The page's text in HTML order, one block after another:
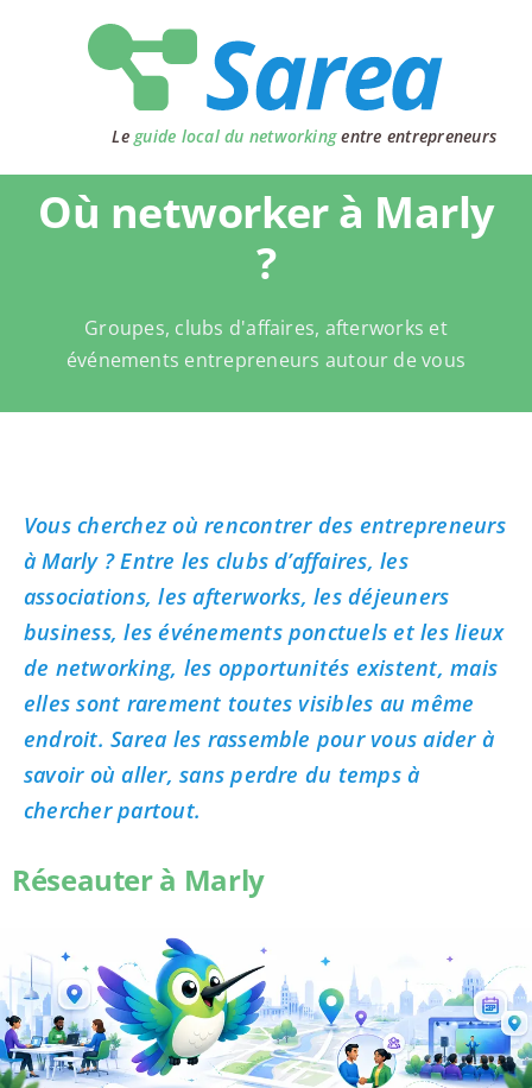
Le guide local du networkingentre entrepreneurs
Où networker à Marly
?
Groupes, clubs d'affaires, afterworks et
événements entrepreneurs autour de vous
Vous cherchez où rencontrer des entrepreneurs
à Marly ? Entre les clubs d’affaires, les
associations, les afterworks, les déjeuners
business, les événements ponctuels et les lieux
de networking, les opportunités existent, mais
elles sont rarement toutes visibles au même
endroit. Sarea les rassemble pour vous aider à
savoir où aller, sans perdre du temps à
chercher partout.
Réseauter à Marly